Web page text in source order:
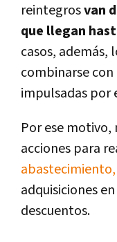
reintegrosvan
que llegan
casos, además,
combinarse
impulsadas por
Por ese
acciones para
abastecimiento,
adquisiciones
descuentos.